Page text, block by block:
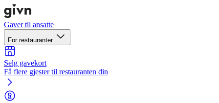
Gaver til ansatte
For restauranter
Selg gavekort
Få flere gjester til restauranten din